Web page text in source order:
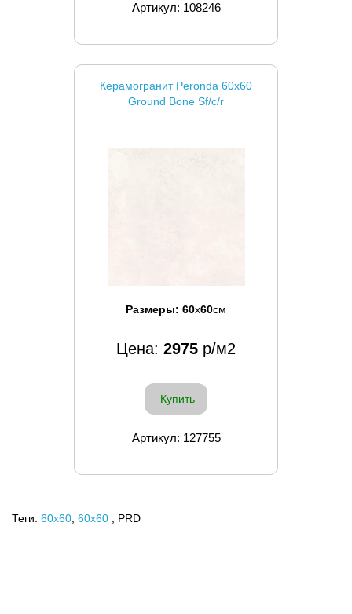
Артикул: 108246
Керамогранит Peronda 60x60
Ground Bone Sf/c/r
Размеры: 60x60см
Цена: 2975 р/м2
Купить
Артикул: 127755
Теги: 60x60 60х60 , PRD